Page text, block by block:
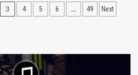
3 4 5 6 … 49 Next